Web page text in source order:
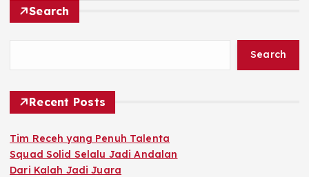
Search
Search
Recent Posts
Tim Receh yang Penuh Talenta
Squad Solid Selalu Jadi Andalan
Dari Kalah Jadi Juara